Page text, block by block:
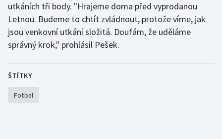
utkáních tři body. "Hrajeme doma před vyprodanou
Letnou. Budeme to chtít zvládnout, protože víme, jak
jsou venkovní utkání složitá. Doufám, že uděláme
správný krok," prohlásil Pešek.
ŠTÍTKY
Fotbal